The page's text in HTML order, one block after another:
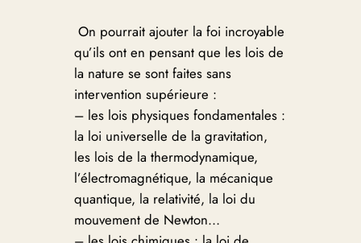
On pourrait ajouter la foi incroyable
qu’ils ont en pensant que les lois de
la nature se sont faites sans
intervention supérieure :
– les lois physiques fondamentales :
la loi universelle de la gravitation,
les lois de la thermodynamique,
l’électromagnétique, la mécanique
quantique, la relativité, la loi du
mouvement de Newton…